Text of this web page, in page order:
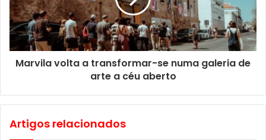
Marvila volta a transformar-se numa galeria de
arte a céu aberto
Artigos relacionados